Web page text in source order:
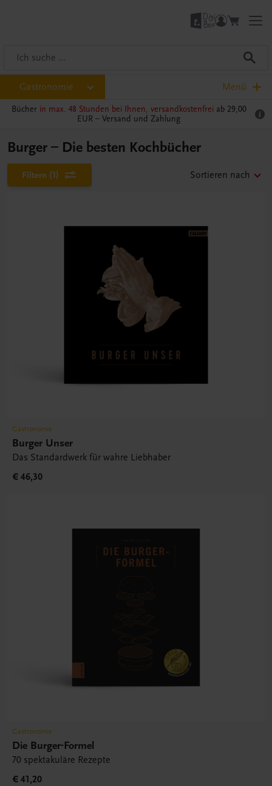
Gastronomie Menü
Bücher in max. 48 Stunden bei Ihnen, versandkostenfrei ab 29,00
EUR – Versand und Zahlung
Burger – Die besten Kochbücher
Filtern (1) Sortieren nach
Gastronomie
Burger Unser
Das Standardwerk für wahre Liebhaber
€ 46,30
Gastronomie
Die Burger-Formel
70 spektakuläre Rezepte
€ 41,20